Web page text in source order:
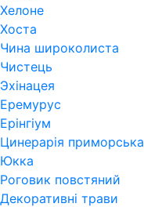
Хелоне
Хоста
Чина широколиста
Чистець
Эхінацея
Еремурус
Ерінгіум
Цинерарія приморська
Юкка
Роговик повстяний
Декоративні трави